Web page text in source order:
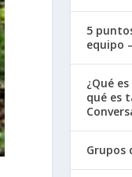
5
equipo
¿Qué
qué es
Grupos